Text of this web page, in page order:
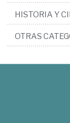
HISTORIA Y
OTRAS